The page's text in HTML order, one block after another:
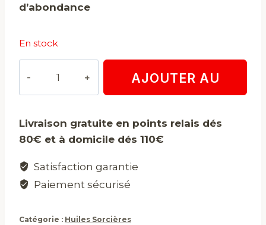
d’abondance
En stock
AJOUTER AU
Livraison gratuite en points relais dés
80€ et à domicile dés 110€
Satisfaction garantie
Paiement sécurisé
Catégorie : Huiles Sorcières